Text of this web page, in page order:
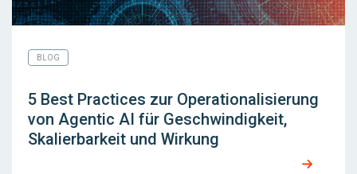
BLOG
5 Best Practices zur Operationalisierung
von Agentic AI für Geschwindigkeit,
Skalierbarkeit und Wirkung